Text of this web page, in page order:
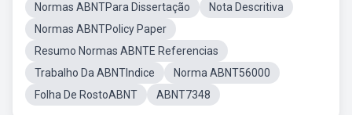
Normas ABNTPara Dissertação
Nota Descritiva
Normas ABNTPolicy Paper
Resumo Normas ABNTE Referencias
Trabalho Da ABNTIndice
Norma ABNT56000
Folha De RostoABNT
ABNT7348